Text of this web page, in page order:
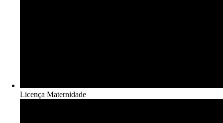
Licença Maternidade